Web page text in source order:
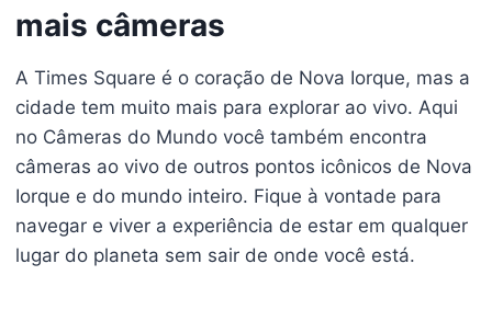
mais câmeras
A Times Square é o coração de Nova Iorque, mas a
cidade tem muito mais para explorar ao vivo. Aqui
no Câmeras do Mundo você também encontra
câmeras ao vivo de outros pontos icônicos de Nova
Iorque e do mundo inteiro. Fique à vontade para
navegar e viver a experiência de estar em qualquer
lugar do planeta sem sair de onde você está.